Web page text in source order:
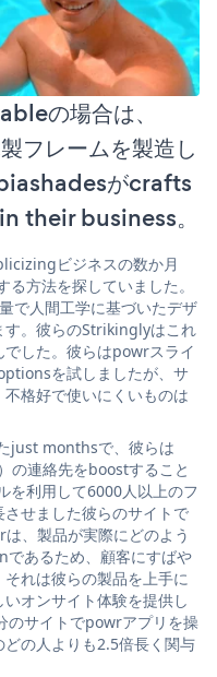
の場合は、
フレームを製造し
がcrafts
their business。
ビジネスの数か月
方法を探していました。
で人間工学に基づいたデザ
す。彼らのStrikinglyはこれ
した。彼らはpowrスライ
を試しましたが、サ
格好で使いにくいものは
just monthsで、彼らは
の連絡先をboostすること
利用して6000人以上のフ
せました彼らのサイトで
、製品が実際にどのよう
あるため、顧客にすばや
れは彼らの製品を上手に
オンサイト体験を提供し
のサイトでpowrアプリを操
の人よりも2.5倍長く関与